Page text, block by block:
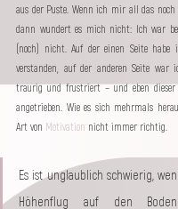
aus der Puste. Wenn ich mir all das noch
dann wundert es mich nicht: Ich war
(noch) nicht. Auf der einen Seite habe
verstanden, auf der anderen Seite war
traurig und frustriert – und eben
angetrieben. Wie es sich mehrmals
Art von Motivation nicht immer richtig.
Es ist unglaublich schwierig,
Höhenflug auf den